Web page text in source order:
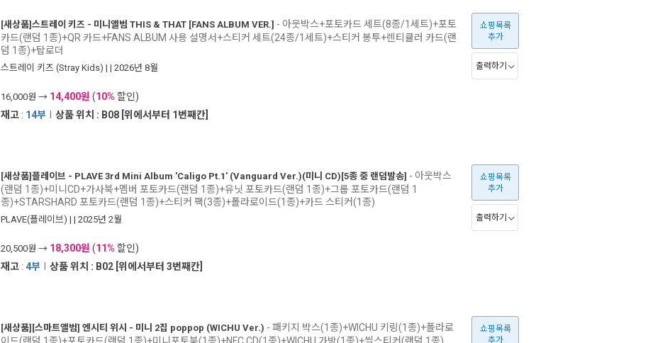
[새상품] 스트레이 키즈 - 미니앨범 THIS & THAT [FANS ALBUM VER.] - 아웃박스+포토카드 세트(8종/1세트)+포토
카드(랜덤 1종)+QR 카드+FANS ALBUM 사용 설명서+스티커 세트(24종/1세트)+스티커 봉투+렌티큘러 카드(랜
덤 1종)+탑로더
스트레이 키즈 (Stray Kids) | | 2026년 8월
16,000원 → 14,400원 (10% 할인)
재고 : 14부 상품 위치 : B08 [위에서부터 1번째칸]
쇼핑목록
추가
출력하기
[새상품] 플레이브 - PLAVE 3rd Mini Album 'Caligo Pt.1' (Vanguard Ver.)(미니 CD)[5종 중 랜덤발송] - 아웃박스
(랜덤 1종)+미니CD+가사북+멤버 포토카드(랜덤 1종)+유닛 포토카드(랜덤 1종)+그룹 포토카드(랜덤 1
종)+STARSHARD 포토카드(랜덤 1종)+스티커 팩(3종)+폴라로이드(1종)+카드 스티커(1종)
PLAVE(플레이브) | | 2025년 2월
20,500원 → 18,300원 (11% 할인)
재고 : 4부 상품 위치 : B02 [위에서부터 3번째칸]
쇼핑목록
추가
출력하기
[새상품] [스마트앨범] 엔시티 위시 - 미니 2집 poppop (WICHU Ver.) - 패키지 박스(1종)+WICHU 키링(1종)+폴라로
이드(랜덤 1종)+포토카드(랜덤 1종)+미니포토북(1종)+NFC CD(1종)+WICHU 가방(1종)+씰스티커(랜덤 1종)
쇼핑목록
추가